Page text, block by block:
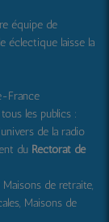
équipe de
éclectique laisse la
France
les publics :
de la radio
du Rectorat de
de retraite,
Maisons de